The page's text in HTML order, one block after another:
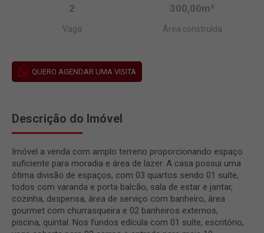
2
Vaga
300,00m²
Área construída
QUERO AGENDAR UMA VISITA
Descrição do Imóvel
Imóvel a venda com amplo terreno proporcionando espaço
suficiente para moradia e área de lazer. A casa possui uma
ótima divisão de espaços, com 03 quartos sendo 01 suíte,
todos com varanda e porta balcão, sala de estar e jantar,
cozinha, despensa, área de serviço com banheiro, área
gourmet com churrasqueira e 02 banheiros externos,
piscina, quintal. Nos fundos edícula com 01 suíte, escritório,